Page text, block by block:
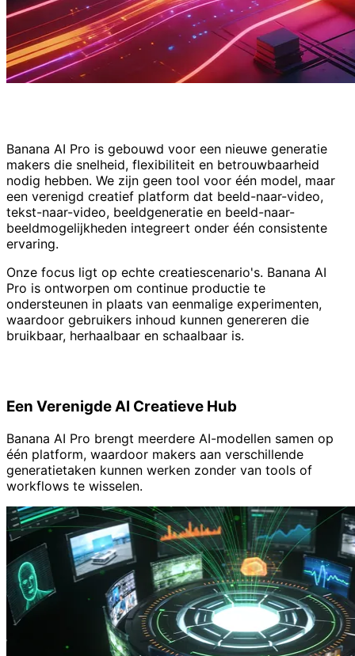
Banana AI Pro is gebouwd voor een nieuwe generatie
makers die snelheid, flexibiliteit en betrouwbaarheid
nodig hebben. We zijn geen tool voor één model, maar
een verenigd creatief platform dat beeld-naar-video,
tekst-naar-video, beeldgeneratie en beeld-naar-
beeldmogelijkheden integreert onder één consistente
ervaring.
Onze focus ligt op echte creatiescenario's. Banana AI
Pro is ontworpen om continue productie te
ondersteunen in plaats van eenmalige experimenten,
waardoor gebruikers inhoud kunnen genereren die
bruikbaar, herhaalbaar en schaalbaar is.
Een Verenigde AI Creatieve Hub
Banana AI Pro brengt meerdere AI-modellen samen op
één platform, waardoor makers aan verschillende
generatietaken kunnen werken zonder van tools of
workflows te wisselen.